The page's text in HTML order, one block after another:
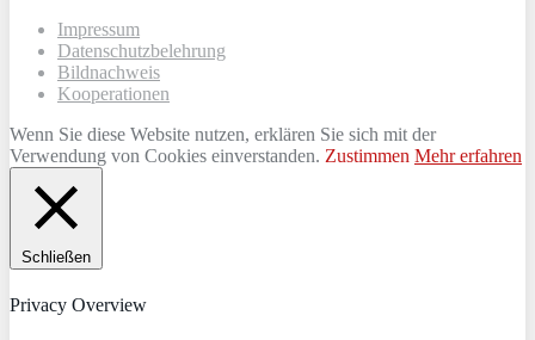
Impressum
Datenschutzbelehrung
Bildnachweis
Kooperationen
Wenn Sie diese Website nutzen, erklären Sie sich mit der
Verwendung von Cookies einverstanden. Zustimmen Mehr erfahren
Schließen
Privacy Overview